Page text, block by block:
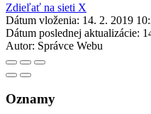
Zdieľať na sieti X
Dátum vloženia: 14. 2. 2019
Dátum poslednej aktualizácie:
Autor: Správce Webu
Oznamy